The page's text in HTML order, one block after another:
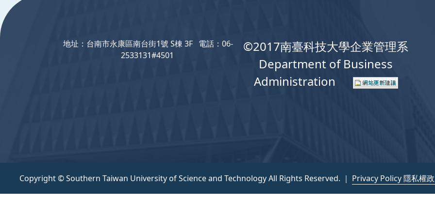
©2017南臺科技大學企業管理系
Department of Business
Administration
地址：台南市永康區南台街1號 S棟 3F 電話：06-
2533131#4501
Copyright © Southern Taiwan University of Science and Technology All Rights Reserved. ｜ Privacy Policy 隱私權